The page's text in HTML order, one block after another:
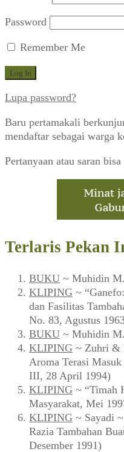
Password
Remember Me
Lupa password?
Baru pertamakali
mendaftar sebagai warga
Pertanyaan atau saran
Terlaris Pekan
BUKU ~ Muhidin
KLIPING ~
dan Fasilitas
No. 83, Agustus
BUKU ~ Muhidin
KLIPING ~ Zuhri &
Aroma Terasi
III, 28 April 1994)
KLIPING ~ “Timah
Masyarakat, Mei
KLIPING ~ Sayadi
Razia Tambahan
Desember 1991)